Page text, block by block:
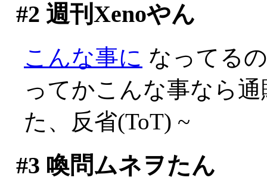
#2 週刊Xenoやん
こんな事に なってる
ってかこんな事なら
た、反省(ToT) ~
#3 喚問ムネヲたん